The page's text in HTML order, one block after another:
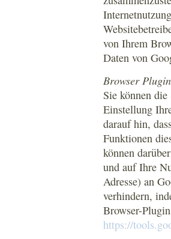
von Ihrem
Daten von
Browser Plugin
Sie können
Einstellung
darauf hin,
Funktionen
können
und auf Ihre
Adresse) an
verhindern,
Browser-
https://